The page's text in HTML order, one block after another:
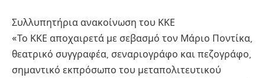
Συλλυπητήρια ανακοίνωση του ΚΚΕ
«Το ΚΚΕ αποχαιρετά με σεβασμό τον Μάριο Ποντίκα,
θεατρικό συγγραφέα, σεναριογράφο και πεζογράφο,
σημαντικό εκπρόσωπο του μεταπολιτευτικού